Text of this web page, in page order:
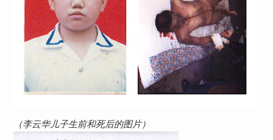
（李云华儿子生前和死后的图片）